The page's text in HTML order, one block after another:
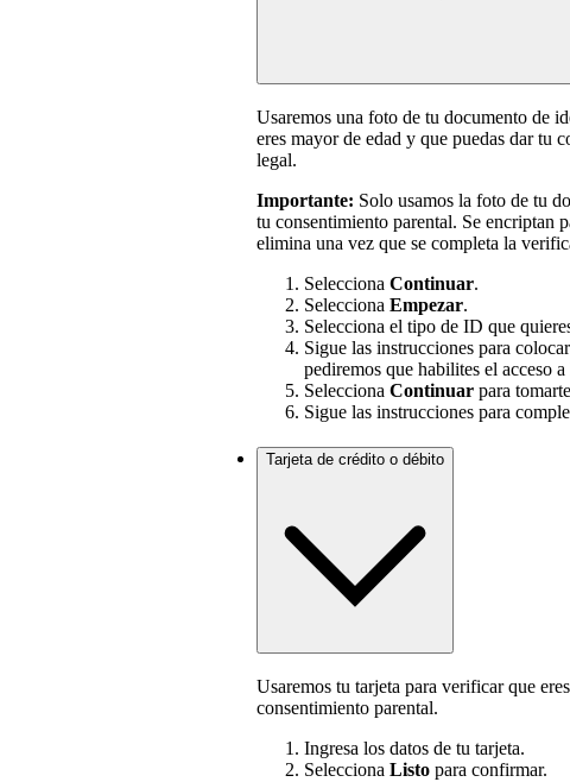
Usaremos una foto de tu documento de
eres mayor de edad y que puedas dar tu
legal.
Importante: Solo usamos la foto de tu
tu consentimiento parental. Se encriptan
elimina una vez que se completa la
Selecciona Continuar.
Selecciona Empezar.
Selecciona el tipo de ID que
Sigue las instrucciones para
pediremos que habilites el acceso
Selecciona Continuar para
Sigue las instrucciones para
Tarjeta de crédito o débito
Usaremos tu tarjeta para verificar que
consentimiento parental.
Ingresa los datos de tu tarjeta.
Selecciona Listo para confirmar.